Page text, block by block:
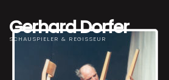
Gerhard Dorfer
SCHAUSPIELER & REGISSEUR